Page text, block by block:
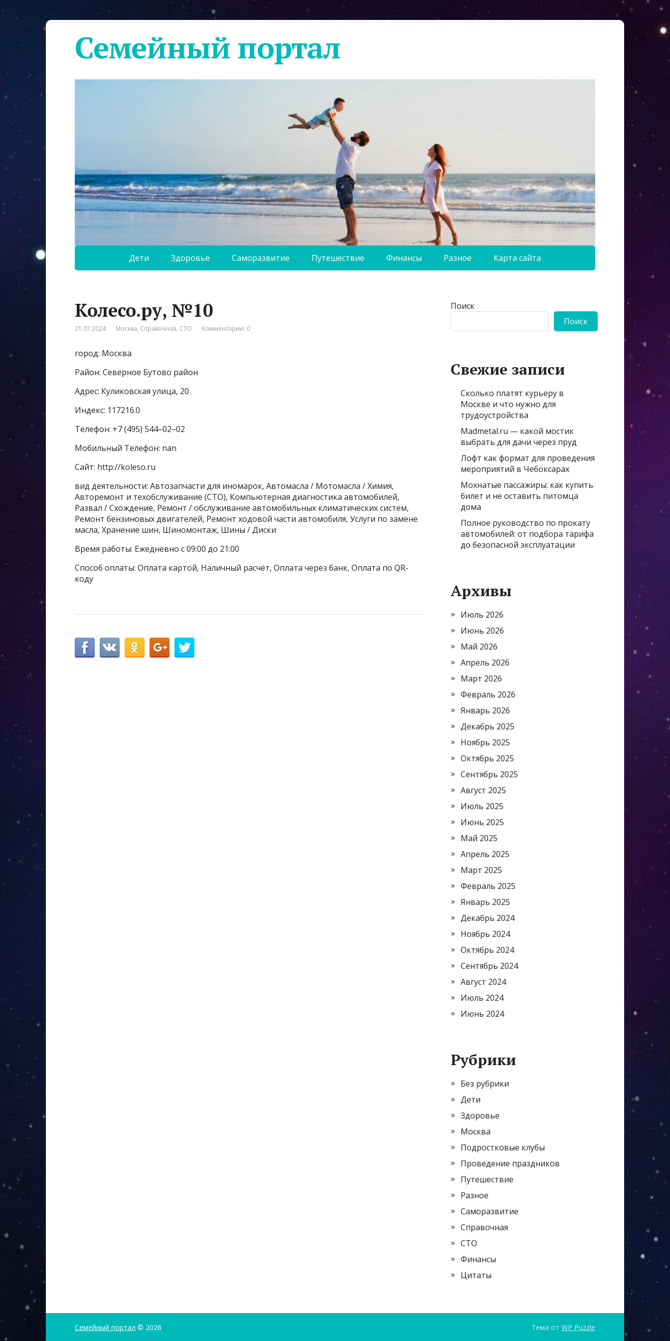
Семейный портал
Дети Здоровье Саморазвитие Путешествие Финансы Разное Карта сайта
Колесо.ру, №10
21.07.2024 Москва, Справочная, СТО Комментарии: 0
город: Москва
Район: Северное Бутово район
Адрес: Куликовская улица, 20
Индекс: 117216.0
Телефон: +7 (495) 544‒02‒02
Мобильный Телефон: nan
Сайт: http://koleso.ru
вид деятельности: Автозапчасти для иномарок, Автомасла / Мотомасла / Химия,
Авторемонт и техобслуживание (СТО), Компьютерная диагностика автомобилей,
Развал / Схождение, Ремонт / обслуживание автомобильных климатических систем,
Ремонт бензиновых двигателей, Ремонт ходовой части автомобиля, Услуги по замене
масла, Хранение шин, Шиномонтаж, Шины / Диски
Время работы: Ежедневно с 09:00 до 21:00
Способ оплаты: Оплата картой, Наличный расчёт, Оплата через банк, Оплата по QR-
коду
Поиск
Поиск
Свежие записи
Сколько платят курьеру в
Москве и что нужно для
трудоустройства
Madmetal.ru — какой мостик
выбрать для дачи через пруд
Лофт как формат для проведения
мероприятий в Чебоксарах
Мохнатые пассажиры: как купить
билет и не оставить питомца
дома
Полное руководство по прокату
автомобилей: от подбора тарифа
до безопасной эксплуатации
Архивы
Июль 2026
Июнь 2026
Май 2026
Апрель 2026
Март 2026
Февраль 2026
Январь 2026
Декабрь 2025
Ноябрь 2025
Октябрь 2025
Сентябрь 2025
Август 2025
Июль 2025
Июнь 2025
Май 2025
Апрель 2025
Март 2025
Февраль 2025
Январь 2025
Декабрь 2024
Ноябрь 2024
Октябрь 2024
Сентябрь 2024
Август 2024
Июль 2024
Июнь 2024
Рубрики
Без рубрики
Дети
Здоровье
Москва
Подростковые клубы
Проведение праздников
Путешествие
Разное
Саморазвитие
Справочная
СТО
Финансы
Цитаты
Семейный портал © 2026 Тема от WP Puzzle